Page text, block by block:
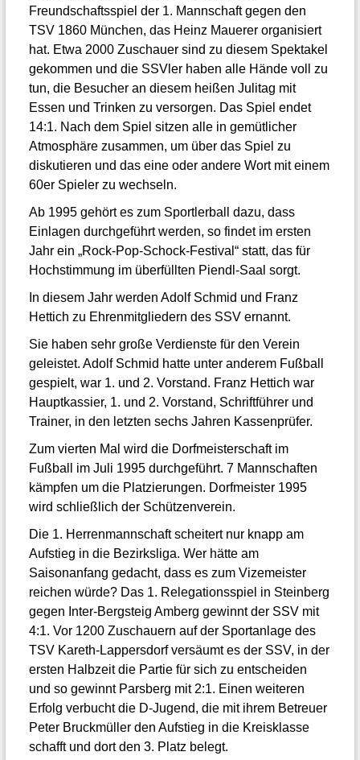
Freundschaftsspiel der 1. Mannschaft gegen den
TSV 1860 München, das Heinz Mauerer organisiert
hat. Etwa 2000 Zuschauer sind zu diesem Spektakel
gekommen und die SSVler haben alle Hände voll zu
tun, die Besucher an diesem heißen Julitag mit
Essen und Trinken zu versorgen. Das Spiel endet
14:1. Nach dem Spiel sitzen alle in gemütlicher
Atmosphäre zusammen, um über das Spiel zu
diskutieren und das eine oder andere Wort mit einem
60er Spieler zu wechseln.
Ab 1995 gehört es zum Sportlerball dazu, dass
Einlagen durchgeführt werden, so findet im ersten
Jahr ein „Rock-Pop-Schock-Festival“ statt, das für
Hochstimmung im überfüllten Piendl-Saal sorgt.
In diesem Jahr werden Adolf Schmid und Franz
Hettich zu Ehrenmitgliedern des SSV ernannt.
Sie haben sehr große Verdienste für den Verein
geleistet. Adolf Schmid hatte unter anderem Fußball
gespielt, war 1. und 2. Vorstand. Franz Hettich war
Hauptkassier, 1. und 2. Vorstand, Schriftführer und
Trainer, in den letzten sechs Jahren Kassenprüfer.
Zum vierten Mal wird die Dorfmeisterschaft im
Fußball im Juli 1995 durchgeführt. 7 Mannschaften
kämpfen um die Platzierungen. Dorfmeister 1995
wird schließlich der Schützenverein.
Die 1. Herrenmannschaft scheitert nur knapp am
Aufstieg in die Bezirksliga. Wer hätte am
Saisonanfang gedacht, dass es zum Vizemeister
reichen würde? Das 1. Relegationsspiel in Steinberg
gegen Inter-Bergsteig Amberg gewinnt der SSV mit
4:1. Vor 1200 Zuschauern auf der Sportanlage des
TSV Kareth-Lappersdorf versäumt es der SSV, in der
ersten Halbzeit die Partie für sich zu entscheiden
und so gewinnt Parsberg mit 2:1. Einen weiteren
Erfolg verbucht die D-Jugend, die mit ihrem Betreuer
Peter Bruckmüller den Aufstieg in die Kreisklasse
schafft und dort den 3. Platz belegt.